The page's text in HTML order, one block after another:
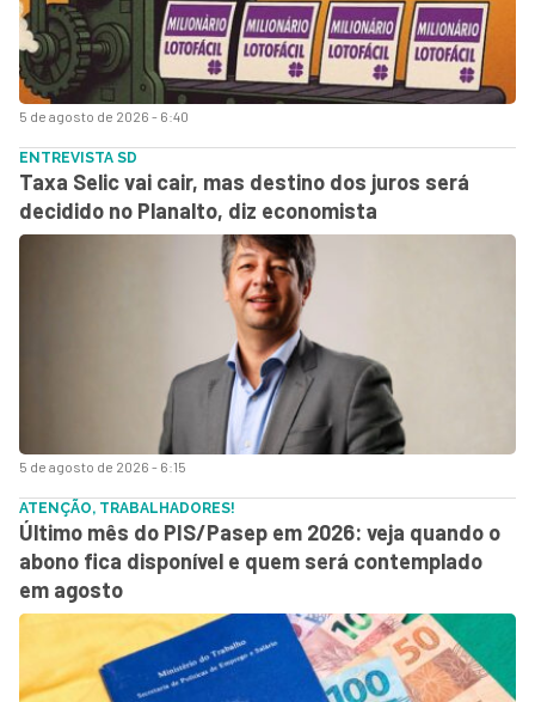
5 de agosto de 2026 - 6:40
5 de agosto de 2026 - 6:15
ENTREVISTA SD
Taxa Selic vai cair, mas destino dos juros será
decidido no Planalto, diz economista
ATENÇÃO, TRABALHADORES!
Último mês do PIS/Pasep em 2026: veja quando o
abono fica disponível e quem será contemplado
em agosto